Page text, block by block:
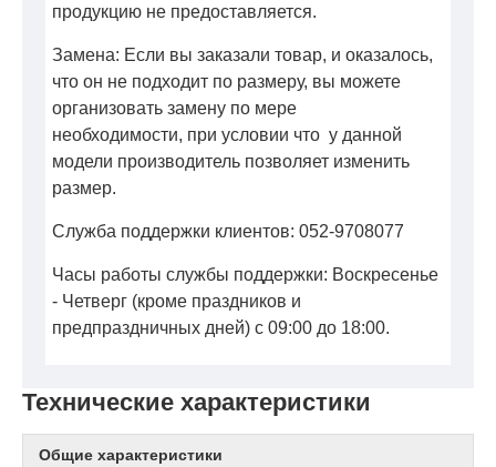
Технические характеристики
Общие характеристики
продукцию не предоставляется.
Замена: Если вы заказали товар, и оказалось,
что он не подходит по размеру, вы можете
организовать замену по мере
необходимости, при условии что у данной
модели производитель позволяет изменить
размер.
Служба поддержки клиентов: 052-9708077
Часы работы службы поддержки: Воскресенье
- Четверг (кроме праздников и
предпраздничных дней) с 09:00 до 18:00.